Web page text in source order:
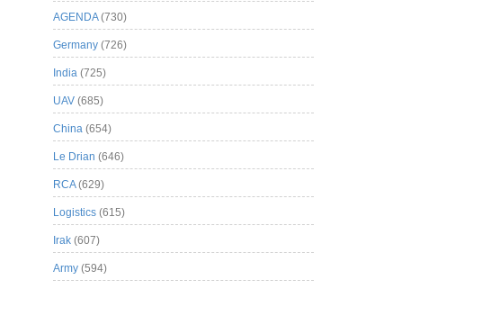
AGENDA(730)
Germany (726)
India (725)
UAV (685)
China (654)
Le Drian (646)
RCA(629)
Logistics (615)
Irak (607)
Army (594)